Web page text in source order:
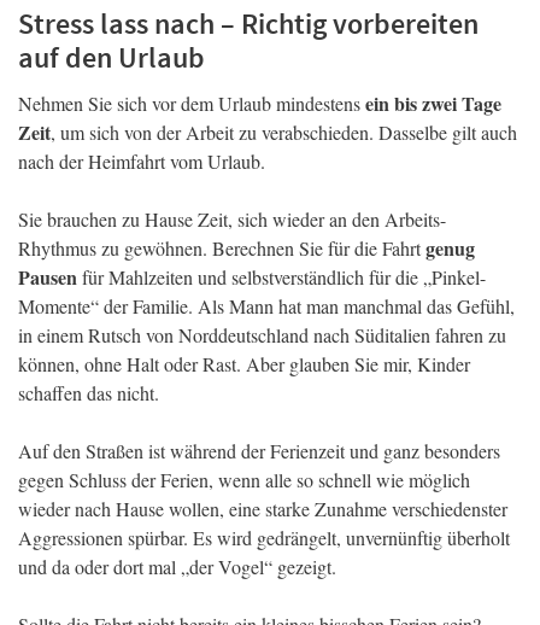
Stress lass nach – Richtig vorbereiten
auf den Urlaub
Nehmen Sie sich vor dem Urlaub mindestensein bis zwei Tage
Zeit, um sich von der Arbeit zu verabschieden. Dasselbe gilt auch
nach der Heimfahrt vom Urlaub.
Sie brauchen zu Hause Zeit, sich wieder an den Arbeits-
Rhythmus zu gewöhnen. Berechnen Sie für die Fahrtgenug
Pausenfür Mahlzeiten und selbstverständlich für die „Pinkel-
Momente“ der Familie. Als Mann hat man manchmal das Gefühl,
in einem Rutsch von Norddeutschland nach Süditalien fahren zu
können, ohne Halt oder Rast. Aber glauben Sie mir, Kinder
schaffen das nicht.
Auf den Straßen ist während der Ferienzeit und ganz besonders
gegen Schluss der Ferien, wenn alle so schnell wie möglich
wieder nach Hause wollen, eine starke Zunahme verschiedenster
Aggressionen spürbar. Es wird gedrängelt, unvernünftig überholt
und da oder dort mal „der Vogel“ gezeigt.